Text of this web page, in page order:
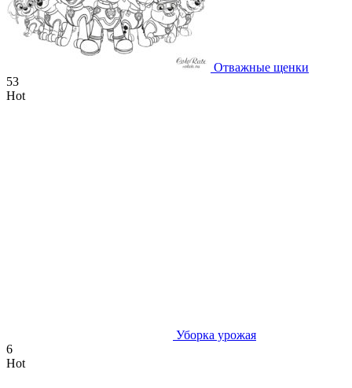
Отважные щенки
53
Hot
Уборка урожая
6
Hot